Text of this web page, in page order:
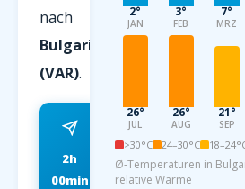
nach
Bulgarien
(VAR).
2h
00min
ab 79 EUR
2°
JAN
3°
FEB
7°
MRZ
26°
JUL
26°
AUG
21°
SEP
>30°C 24–30°C
Ø-Temperaturen in
relative Wärme